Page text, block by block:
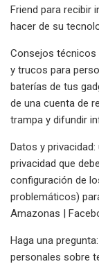
Friend para recibir
hacer de su
Consejos técnicos
y trucos para
baterías de tus
de una cuenta de
trampa y difundir
Datos y
privacidad que
configuración de
problemáticos)
Amazonas |
Haga una
personales sobre